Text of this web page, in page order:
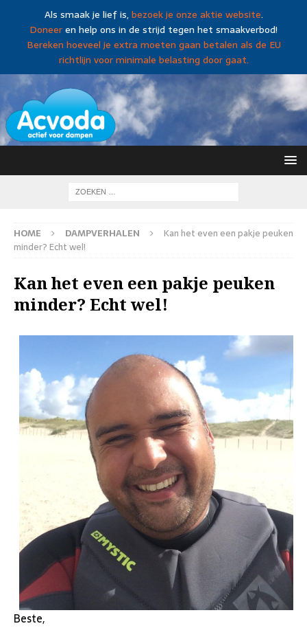
Als smaak je lief is,bezoek je onze aktie website.
Doneeren help ons in de strijd tegen het smaakverbod!
Bereken hoeveel je extra moeten gaan betalen als de EU
richtlijn voor minimale belasting door gaat.
HOME DAMPVERHALEN
Kan het even een pakje peuken
minder? Echt wel!
Kan het even een pakje peuken
minder? Echt wel!
Beste,